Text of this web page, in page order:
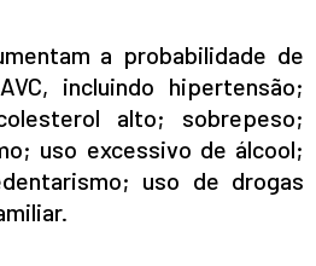
a probabilidade de
incluindo hipertensão;
alto; sobrepeso;
uso excessivo de álcool;
uso de drogas